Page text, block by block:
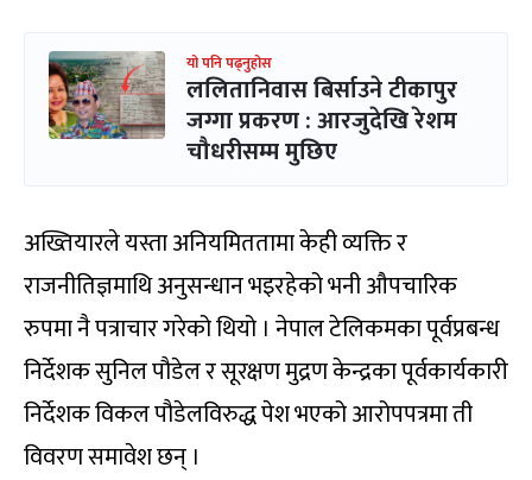
यो पनि पढ्नुहोस
ललितानिवास बिर्साउने टीकापुर
जग्गा प्रकरण : आरजुदेखि रेशम
चौधरीसम्म मुछिए
अख्तियारले यस्ता अनियमिततामा केही व्यक्ति र
राजनीतिज्ञमाथि अनुसन्धान भइरहेको भनी औपचारिक
रुपमा नै पत्राचार गरेको थियो । नेपाल टेलिकमका पूर्वप्रबन्ध
निर्देशक सुनिल पौडेल र सूरक्षण मुद्रण केन्द्रका पूर्वकार्यकारी
निर्देशक विकल पौडेलविरुद्ध पेश भएको आरोपपत्रमा ती
विवरण समावेश छन् ।